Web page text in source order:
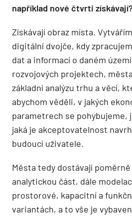
například nové čtvrti
Získávají obraz místa.
digitální dvojče, kdy
dat a informací o daném
rozvojových projektech,
základní analýzu trhu a věcí,
abychom věděli, v jakých
parametrech se pohybujeme,
jaká je akceptovatelnost
budoucí uživatele.
Města tedy dostávají
analytickou část, dále
prostorové, kapacitní a
variantách, a to vše je